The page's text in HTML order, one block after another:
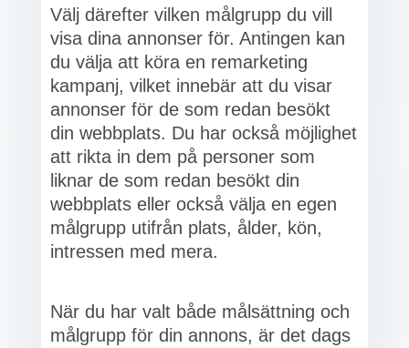
Välj därefter vilken målgrupp du vill
visa dina annonser för. Antingen kan
du välja att köra en remarketing
kampanj, vilket innebär att du visar
annonser för de som redan besökt
din webbplats. Du har också möjlighet
att rikta in dem på personer som
liknar de som redan besökt din
webbplats eller också välja en egen
målgrupp utifrån plats, ålder, kön,
intressen med mera.
När du har valt både målsättning och
målgrupp för din annons, är det dags